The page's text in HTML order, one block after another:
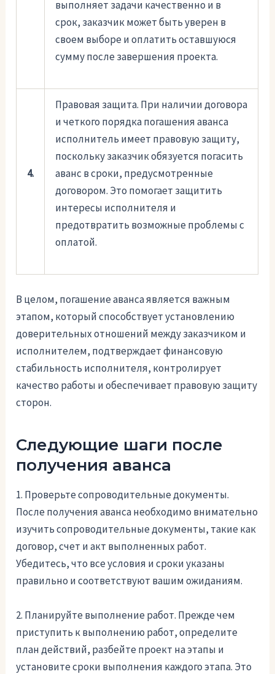
выполняет задачи качественно и в
срок, заказчик может быть уверен в
своем выборе и оплатить оставшуюся
сумму после завершения проекта.
4.
Правовая защита. При наличии договора
и четкого порядка погашения аванса
исполнитель имеет правовую защиту,
поскольку заказчик обязуется погасить
аванс в сроки, предусмотренные
договором. Это помогает защитить
интересы исполнителя и
предотвратить возможные проблемы с
оплатой.
В целом, погашение аванса является важным
этапом, который способствует установлению
доверительных отношений между заказчиком и
исполнителем, подтверждает финансовую
стабильность исполнителя, контролирует
качество работы и обеспечивает правовую защиту
сторон.
Следующие шаги после
получения аванса
1. Проверьте сопроводительные документы.
После получения аванса необходимо внимательно
изучить сопроводительные документы, такие как
договор, счет и акт выполненных работ.
Убедитесь, что все условия и сроки указаны
правильно и соответствуют вашим ожиданиям.
2. Планируйте выполнение работ. Прежде чем
приступить к выполнению работ, определите
план действий, разбейте проект на этапы и
установите сроки выполнения каждого этапа. Это